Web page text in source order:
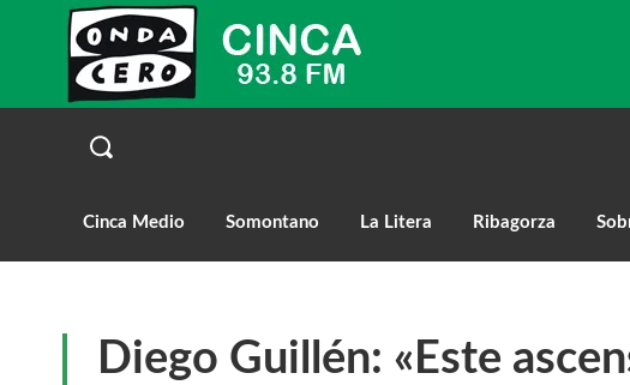
Cinca Medio Somontano La Litera Ribagorza
Diego Guillén: «Este